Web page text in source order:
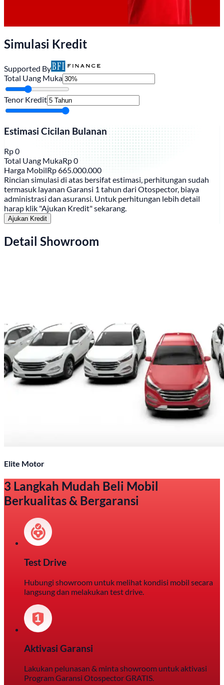
Simulasi Kredit
Supported By
Total Uang Muka
Tenor Kredit
Estimasi Cicilan Bulanan
Rp0
Total Uang MukaRp0
Harga MobilRp665.000.000
Rincian simulasi di atas bersifat estimasi, perhitungan sudah
termasuk layanan Garansi 1 tahun dari Otospector, biaya
administrasi dan asuransi. Untuk perhitungan lebih detail
harap klik "Ajukan Kredit" sekarang.
Ajukan Kredit
Detail Showroom
Elite Motor
3 Langkah Mudah Beli Mobil
Berkualitas & Bergaransi
Test Drive
Hubungi showroom untuk melihat kondisi mobil secara
langsung dan melakukan test drive.
Aktivasi Garansi
Lakukan pelunasan & minta showroom untuk aktivasi
Program Garansi Otospector GRATIS.